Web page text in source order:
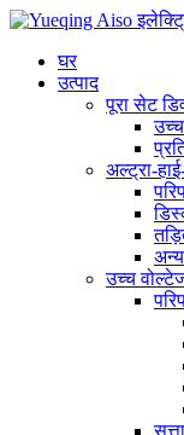
घर
उत्पाद
पूरा सेट
अल्ट्रा-
उच्च